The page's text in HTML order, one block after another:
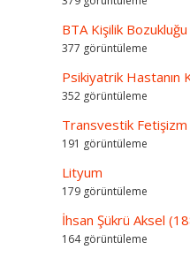
BTA Kişilik Bozukluğu
377 görüntüleme
Psikiyatrik Hastanın
352 görüntüleme
Transvestik Fetişizm
191 görüntüleme
Lityum
179 görüntüleme
İhsan Şükrü Aksel
164 görüntüleme